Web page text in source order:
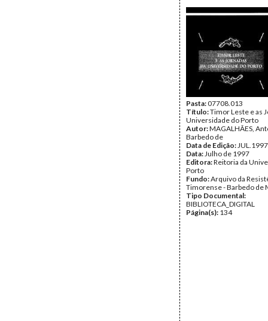
Pasta:07708.013
Título:Timor Leste e as
Universidade do Porto
Autor:MAGALHÃES,
Barbedo de
Data de Edição:JUL.1997
Data:Julho de 1997
Editora:Reitoria da
Porto
Fundo:Arquivo da
Timorense - Barbedo de
Tipo Documental:
BIBLIOTECA_DIGITAL
Página(s): 134